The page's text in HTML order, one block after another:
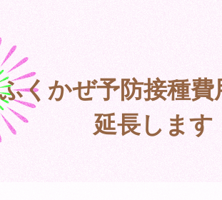
くかぜ予防接種費
延長します